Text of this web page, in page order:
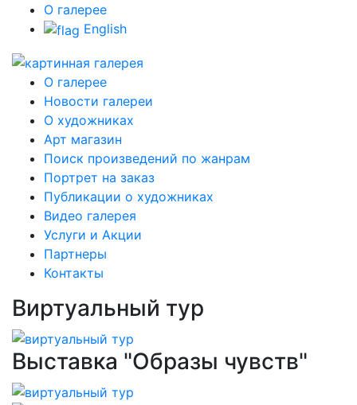
О галерее
English
О галерее
Новости галереи
О художниках
Арт магазин
Поиск произведений по жанрам
Портрет на заказ
Публикации о художниках
Видео галерея
Услуги и Акции
Партнеры
Контакты
Виртуальный тур
Выставка "Образы чувств"